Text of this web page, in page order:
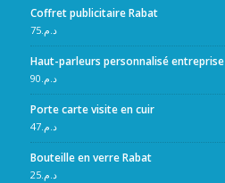
Coffret publicitaire Rabat
د.م.75
Haut-parleurs personnalisé entreprise
د.م.90
Porte carte visite en cuir
د.م.47
Bouteille en verre Rabat
د.م.25